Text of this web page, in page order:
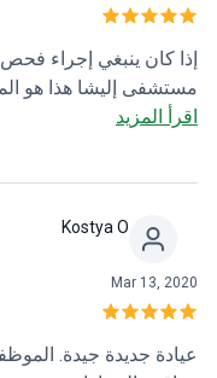
إذا كان ينبغي إجراء
مستشفى إليشا هذا هو
، يبتسم موظفوكم ،
اقرأ المزيد
Kostya O
Mar 13, 2020
عيادة جديدة جيدة.